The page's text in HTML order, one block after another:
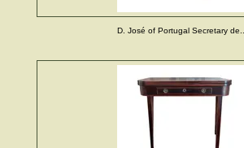
D. José of Portugal Secretary de...